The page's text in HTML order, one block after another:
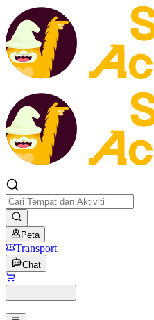
Peta
Transport
Chat